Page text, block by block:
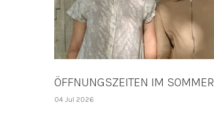
ÖFFNUNGSZEITEN IM SOMMER
04 Jul 2026